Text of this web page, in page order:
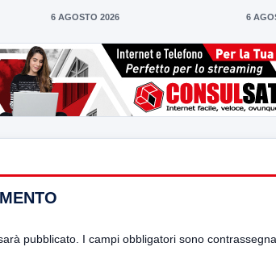
6 AGOSTO 2026 6
pubblicato. I campi obbligatori sono